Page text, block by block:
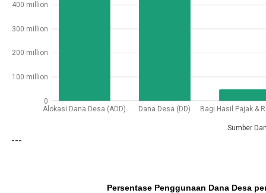
Alokasi Dana Desa (ADD) Dana Desa (DD) Bagi Hasil Pajak &
Sumber
0
100 million
200 million
300 million
400 million
---
Persentase Penggunaan Dana Desa